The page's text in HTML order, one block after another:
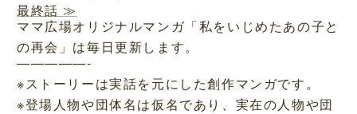
最終話 ≫
ママ広場オリジナルマンガ「私をいじめたあの子と
の再会」は毎日更新します。
—————-
※ストーリーは実話を元にした創作マンガです。
※登場人物や団体名は仮名であり、実在の人物や団